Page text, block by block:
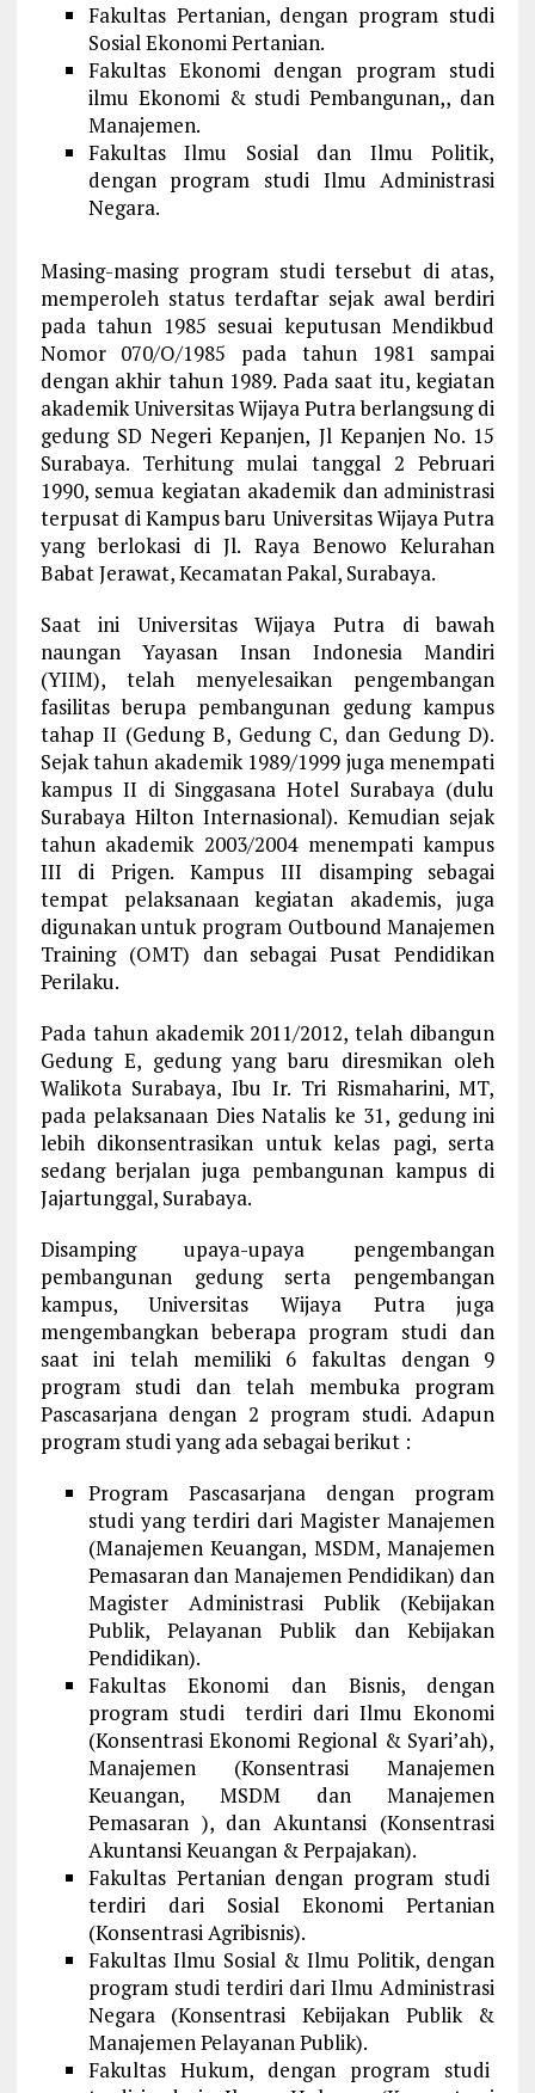
Fakultas Pertanian, dengan program studi
Sosial Ekonomi Pertanian.
Fakultas Ekonomi dengan program studi
ilmu Ekonomi & studi Pembangunan,, dan
Manajemen.
Fakultas Ilmu Sosial dan Ilmu Politik,
dengan program studi Ilmu Administrasi
Negara.
Masing-masing program studi tersebut di atas,
memperoleh status terdaftar sejak awal berdiri
pada tahun 1985 sesuai keputusan Mendikbud
Nomor 070/O/1985 pada tahun 1981 sampai
dengan akhir tahun 1989. Pada saat itu, kegiatan
akademik Universitas Wijaya Putra berlangsung di
gedung SD Negeri Kepanjen, Jl Kepanjen No. 15
Surabaya. Terhitung mulai tanggal 2 Pebruari
1990, semua kegiatan akademik dan administrasi
terpusat di Kampus baru Universitas Wijaya Putra
yang berlokasi di Jl. Raya Benowo Kelurahan
Babat Jerawat, Kecamatan Pakal, Surabaya.
Saat ini Universitas Wijaya Putra di bawah
naungan Yayasan Insan Indonesia Mandiri
(YIIM), telah menyelesaikan pengembangan
fasilitas berupa pembangunan gedung kampus
tahap II (Gedung B, Gedung C, dan Gedung D).
Sejak tahun akademik 1989/1999 juga menempati
kampus II di Singgasana Hotel Surabaya (dulu
Surabaya Hilton Internasional). Kemudian sejak
tahun akademik 2003/2004 menempati kampus
III di Prigen. Kampus III disamping sebagai
tempat pelaksanaan kegiatan akademis, juga
digunakan untuk program Outbound Manajemen
Training (OMT) dan sebagai Pusat Pendidikan
Perilaku.
Pada tahun akademik 2011/2012, telah dibangun
Gedung E, gedung yang baru diresmikan oleh
Walikota Surabaya, Ibu Ir. Tri Rismaharini, MT,
pada pelaksanaan Dies Natalis ke 31, gedung ini
lebih dikonsentrasikan untuk kelas pagi, serta
sedang berjalan juga pembangunan kampus di
Jajartunggal, Surabaya.
Disamping upaya-upaya pengembangan
pembangunan gedung serta pengembangan
kampus, Universitas Wijaya Putra juga
mengembangkan beberapa program studi dan
saat ini telah memiliki 6 fakultas dengan 9
program studi dan telah membuka program
Pascasarjana dengan 2 program studi. Adapun
program studi yang ada sebagai berikut :
Program Pascasarjana dengan program
studi yang terdiri dari Magister Manajemen
(Manajemen Keuangan, MSDM, Manajemen
Pemasaran dan Manajemen Pendidikan) dan
Magister Administrasi Publik (Kebijakan
Publik, Pelayanan Publik dan Kebijakan
Pendidikan).
Fakultas Ekonomi dan Bisnis, dengan
program studi terdiri dari Ilmu Ekonomi
(Konsentrasi Ekonomi Regional & Syari’ah),
Manajemen (Konsentrasi Manajemen
Keuangan, MSDM dan Manajemen
Pemasaran ), dan Akuntansi (Konsentrasi
Akuntansi Keuangan & Perpajakan).
Fakultas Pertanian dengan program studi
terdiri dari Sosial Ekonomi Pertanian
(Konsentrasi Agribisnis).
Fakultas Ilmu Sosial & Ilmu Politik, dengan
program studi terdiri dari Ilmu Administrasi
Negara (Konsentrasi Kebijakan Publik &
Manajemen Pelayanan Publik).
Fakultas Hukum, dengan program studi